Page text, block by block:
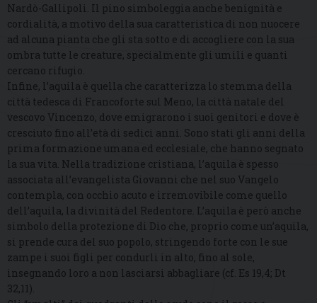
Nardò-Gallipoli. Il pino simboleggia anche benignità e
cordialità, a motivo della sua caratteristica di non nuocere
ad alcuna pianta che gli sta sotto e di accogliere con la sua
ombra tutte le creature, specialmente gli umili e quanti
cercano rifugio.
Infine, l’aquila è quella che caratterizza lo stemma della
città tedesca di Francoforte sul Meno, la città natale del
vescovo Vincenzo, dove emigrarono i suoi genitori e dove è
cresciuto fino all’età di sedici anni. Sono stati gli anni della
prima formazione umana ed ecclesiale, che hanno segnato
la sua vita. Nella tradizione cristiana, l’aquila è spesso
associata all’evangelista Giovanni che nel suo Vangelo
contempla, con occhio acuto e irremovibile come quello
dell’aquila, la divinità del Redentore. L’aquila è però anche
simbolo della protezione di Dio che, proprio come un’aquila,
si prende cura del suo popolo, stringendo forte con le sue
zampe i suoi figli per condurli in alto, fino al sole,
insegnando loro a non lasciarsi abbagliare (cf. Es 19,4; Dt
32,11).